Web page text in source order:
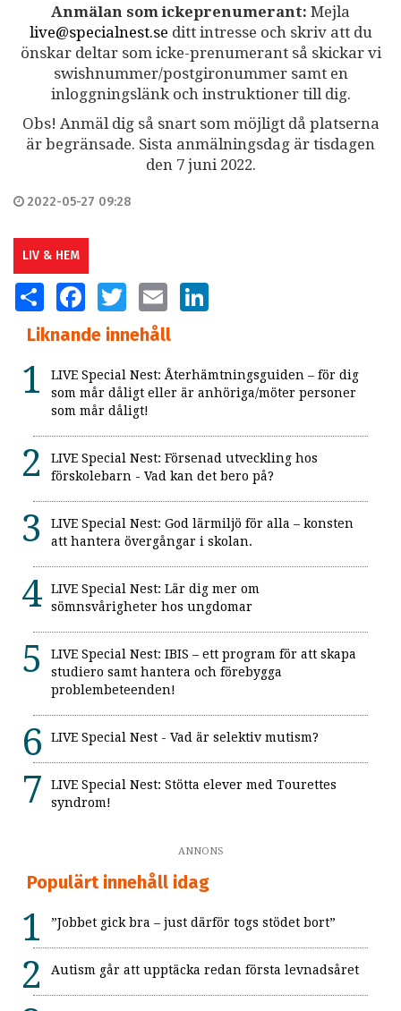
Anmälan som ickeprenumerant: Mejla
live@specialnest.se ditt intresse och skriv att du
önskar deltar som icke-prenumerant så skickar vi
swishnummer/postgironummer samt en
inloggningslänk och instruktioner till dig.
Obs! Anmäl dig så snart som möjligt då platserna
är begränsade. Sista anmälningsdag är tisdagen
den 7 juni 2022.
2022-05-27 09:28
LIV & HEM
SHARE FACEBOOKTWITTER EMAIL
Liknande innehåll
LIVE Special Nest: Återhämtningsguiden – för dig
som mår dåligt eller är anhöriga/möter personer
som mår dåligt!
LIVE Special Nest: Försenad utveckling hos
förskolebarn - Vad kan det bero på?
LIVE Special Nest: God lärmiljö för alla – konsten
att hantera övergångar i skolan.
LIVE Special Nest: Lär dig mer om
sömnsvårigheter hos ungdomar
LIVE Special Nest: IBIS – ett program för att skapa
studiero samt hantera och förebygga
problembeteenden!
LIVE Special Nest - Vad är selektiv mutism?
LIVE Special Nest: Stötta elever med Tourettes
syndrom!
ANNONS
Populärt innehåll idag
”Jobbet gick bra – just därför togs stödet bort”
Autism går att upptäcka redan första levnadsåret